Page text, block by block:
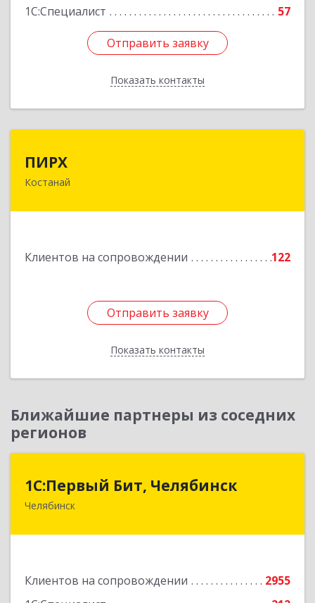
1С:Специалист
57
Отправить заявку
Показать контакты
Отправить заявку
Назад
ПИРХ
Костанай
Клиентов на сопровождении 122
Отправить заявку
Показать контакты
Республика Казахстан, Костанайская область,
Отправить заявку
Назад
Ближайшие партнеры из соседних
регионов
1С:Первый Бит, Челябинск
Челябинск
Клиентов на сопровождении
2955
1С:Первый Бит, Челябинск